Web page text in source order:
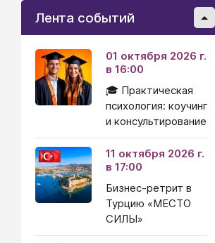
Лента событий
01 октября 2026 г.
в 16:00
🎓 Практическая
психология: коучинг
и консультирование
11 октября 2026 г.
в 17:00
Бизнес-ретрит в
Турцию «МЕСТО
СИЛЫ»